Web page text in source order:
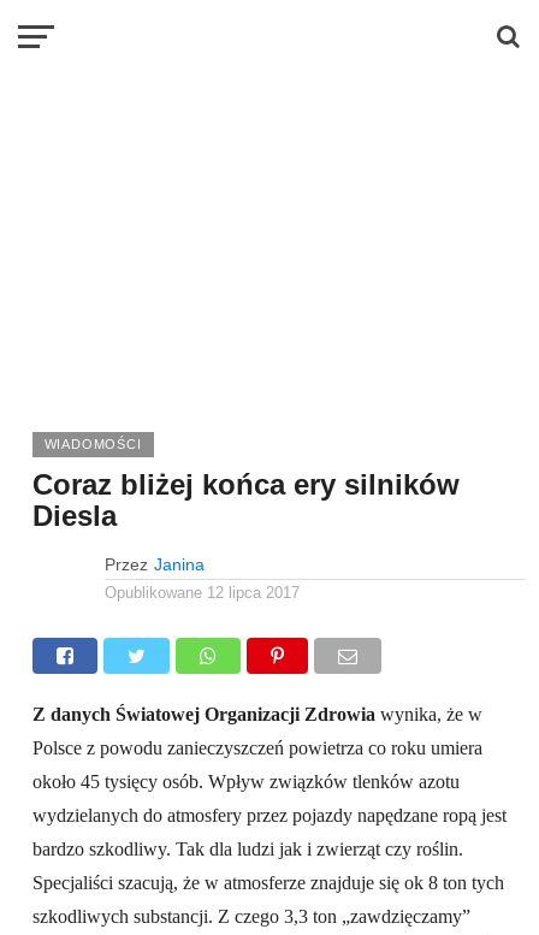
WIADOMOŚCI
Coraz bliżej końca ery silników
Diesla
Przez Janina
Opublikowane 12 lipca 2017
Z danych Światowej Organizacji Zdrowia wynika, że w
Polsce z powodu zanieczyszczeń powietrza co roku umiera
około 45 tysięcy osób. Wpływ związków tlenków azotu
wydzielanych do atmosfery przez pojazdy napędzane ropą jest
bardzo szkodliwy. Tak dla ludzi jak i zwierząt czy roślin.
Specjaliści szacują, że w atmosferze znajduje się ok 8 ton tych
szkodliwych substancji. Z czego 3,3 ton „zawdzięczamy”